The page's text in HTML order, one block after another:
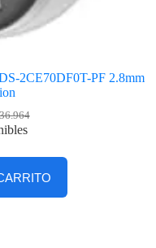
2CE70DF0T-PF 2.8mm